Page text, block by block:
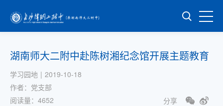
湖南师大二附中赴陈树湘纪念馆开展主题教育
学习园地 | 2019-10-18
作者： 党支部
阅读量： 4652 分享